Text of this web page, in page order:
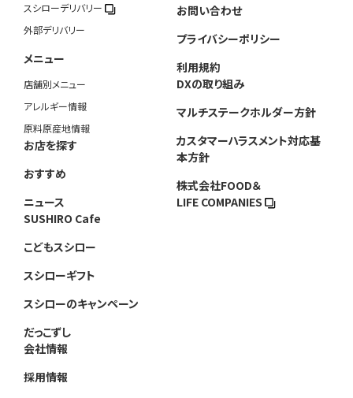
スシローデリバリー
外部デリバリー
メニュー
店舗別メニュー
アレルギー情報
原料原産地情報
お店を探す
おすすめ
ニュース
SUSHIRO Cafe
こどもスシロー
スシローギフト
スシローのキャンペーン
だっこずし
会社情報
採用情報
お問い合わせ
プライバシーポリシー
利用規約
DXの取り組み
マルチステークホルダー方針
カスタマーハラスメント対応基
本方針
株式会社FOOD＆
LIFE COMPANIES